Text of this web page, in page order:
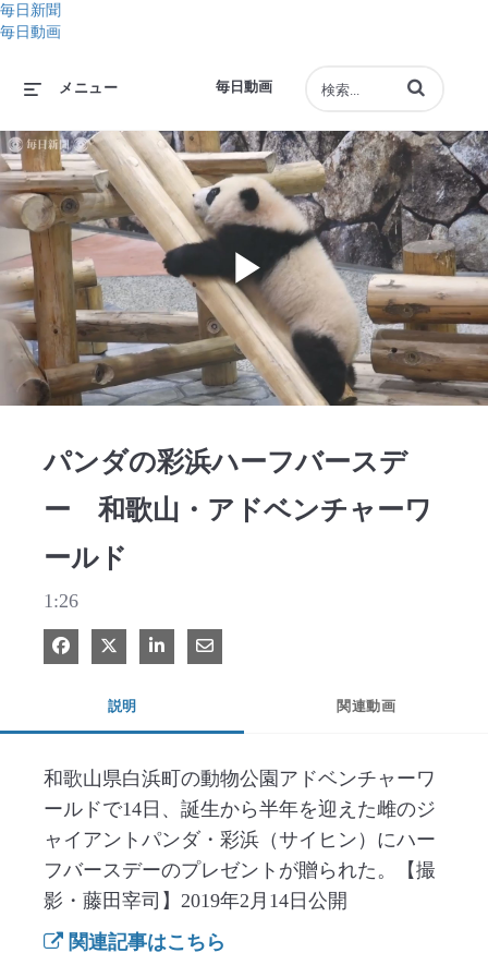
毎日新聞
毎日動画
毎日動画
メニュー 動画の検索語句
Play
パンダの彩浜ハーフバースデ
ー 和歌山・アドベンチャーワ
ールド
1:26
Facebook で共有
Xで共有する
LinkedIn で共有
電子メールで共有
説明 関連動画
和歌山県白浜町の動物公園アドベンチャーワ
ールドで14日、誕生から半年を迎えた雌のジ
ャイアントパンダ・彩浜（サイヒン）にハー
フバースデーのプレゼントが贈られた。【撮
影・藤田宰司】2019年2月14日公開
関連記事はこちら